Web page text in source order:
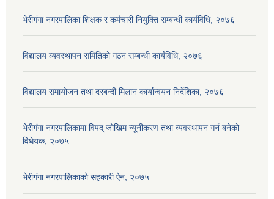
भेरीगंगा नगरपालिका शिक्षक र कर्मचारी नियुक्ति सम्बन्धी कार्यविधि, २०७६
विद्यालय व्यवस्थापन समितिको गठन सम्बन्धी कार्यविधि, २०७६
विद्यालय समायोजन तथा दरबन्दी मिलान कार्यान्वयन निर्देशिका, २०७६
भेरीगंगा नगरपालिकामा विपद् जोखिम न्यूनीकरण तथा व्यवस्थापन गर्न बनेको
विधेयक, २०७५
भेरीगंगा नगरपालिकाको सहकारी ऐन, २०७५